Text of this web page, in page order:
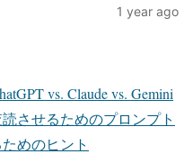
1 year ago
vs. Claude vs. Gemini
させるためのプロンプト
めのヒント